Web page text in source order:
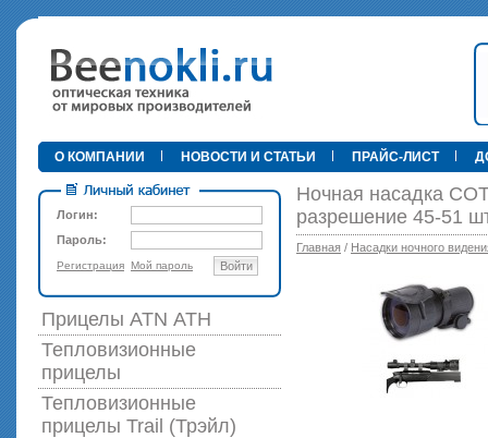
•
О КОМПАНИИ НОВОСТИ И СТАТЬИ ПРАЙС-ЛИСТ
Логин:
Пароль:
Регистрация Мой пароль Войти
Прицелы ATN АТН
Тепловизионные
прицелы
Тепловизионные
прицелы Trail (Трэйл)
Ночная насадка
разрешение 45-51
Главная / Насадки ночного